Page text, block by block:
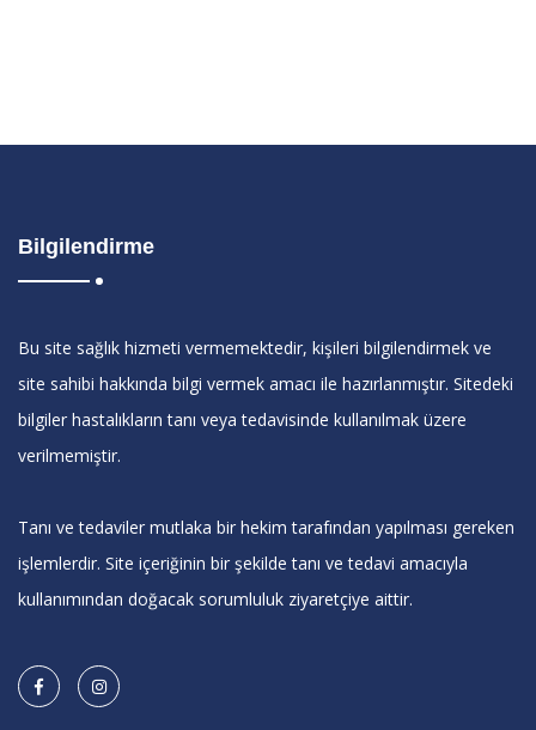
Bilgilendirme
Bu site sağlık hizmeti vermemektedir, kişileri bilgilendirmek ve
site sahibi hakkında bilgi vermek amacı ile hazırlanmıştır. Sitedeki
bilgiler hastalıkların tanı veya tedavisinde kullanılmak üzere
verilmemiştir.
Tanı ve tedaviler mutlaka bir hekim tarafından yapılması gereken
işlemlerdir. Site içeriğinin bir şekilde tanı ve tedavi amacıyla
kullanımından doğacak sorumluluk ziyaretçiye aittir.